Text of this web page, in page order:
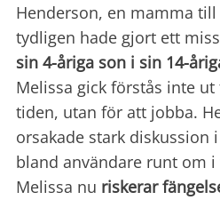
Henderson, en mamma
tydligen hade gjort ett
sin 4-åriga son i sin 14-
Melissa gick förstås inte
tiden, utan för att jobba.
orsakade stark diskussion
bland användare runt om
Melissa nu riskerar